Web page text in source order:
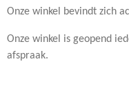
Onze winkel bevindt zich
Onze winkel is geopend
afspraak.